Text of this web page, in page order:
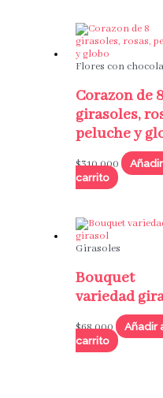
Flores con
Corazon de
girasoles,
peluche y
$310,000
carrito
Girasoles
Bouquet
variedad
$68,000
Añadir
carrito